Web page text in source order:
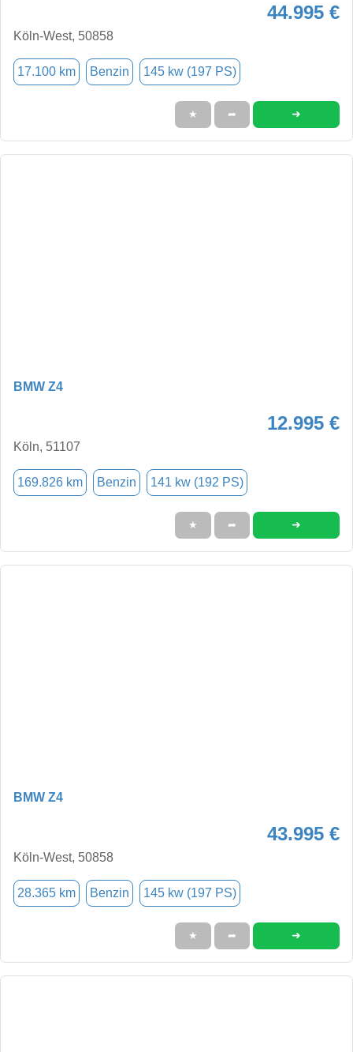
44.995 €
Köln-West, 50858
17.100 km Benzin 145 kw (197 PS)
★ ➦ ➜
BMW Z4
12.995 €
Köln, 51107
169.826 km Benzin 141 kw (192 PS)
★ ➦ ➜
BMW Z4
43.995 €
Köln-West, 50858
28.365 km Benzin 145 kw (197 PS)
★ ➦ ➜